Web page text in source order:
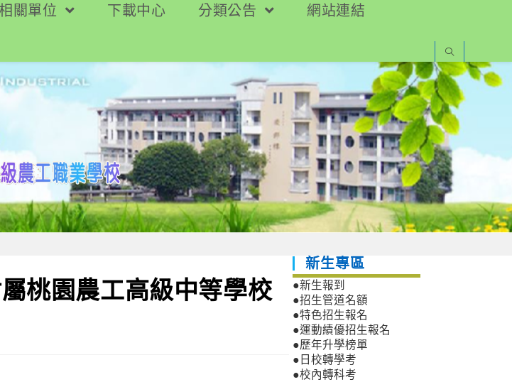
關單位 下載中心 分類公告
網站連結
桃園農工高級中等學校
新生專區
●新生報到
●招生管道名額
●特色招生報名
●運動績優招生報名
●歷年升學榜單
●日校轉學考
●校內轉科考